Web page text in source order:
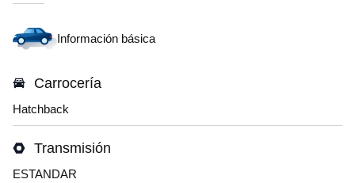
Información básica
Carrocería
Hatchback
Transmisión
ESTANDAR